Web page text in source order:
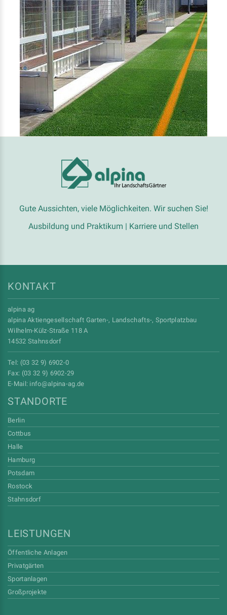
Gute Aussichten, viele Möglichkeiten. Wir suchen Sie!
Ausbildung und Praktikum | Karriere und Stellen
KONTAKT
alpina ag
alpina Aktiengesellschaft Garten-, Landschafts-, Sportplatzbau
Wilhelm-Külz-Straße 118 A
14532 Stahnsdorf
Tel: (03 32 9) 6902-0
Fax: (03 32 9) 6902-29
E-Mail: info@alpina-ag.de
STANDORTE
Berlin
Cottbus
Halle
Hamburg
Potsdam
Rostock
Stahnsdorf
LEISTUNGEN
Öffentliche Anlagen
Privatgärten
Sportanlagen
Großprojekte